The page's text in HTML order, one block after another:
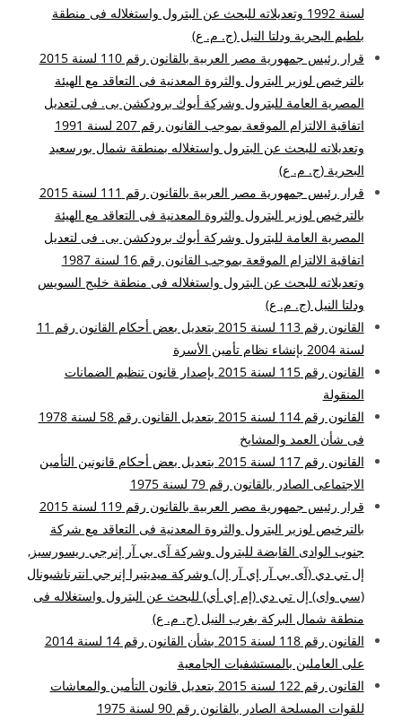
لسنة 1992 وتعديلاته للبحث عن البترول واستغلاله فى منطقة
بلطيم البحرية ودلتا النيل (ج. م. ع)
قرار رئيس جمهورية مصر العربية بالقانون رقم 110 لسنة 2015
بالترخيص لوزير البترول والثروة المعدنية فى التعاقد مع الهيئة
المصرية العامة للبترول وشركة أيوك برودكشن بى. فى لتعديل
اتفاقية الالتزام الموقعة بموجب القانون رقم 207 لسنة 1991
وتعديلاته للبحث عن البترول واستغلاله بمنطقة شمال بورسعيد
البحرية (ج. م. ع)
قرار رئيس جمهورية مصر العربية بالقانون رقم 111 لسنة 2015
بالترخيص لوزير البترول والثروة المعدنية فى التعاقد مع الهيئة
المصرية العامة للبترول وشركة أيوك برودكشن بى. فى لتعديل
اتفاقية الالتزام الموقعة بموجب القانون رقم 16 لسنة 1987
وتعديلاته للبحث عن البترول واستغلاله فى منطقة خليج السويس
ودلتا النيل (ج. م. ع)
القانون رقم 113 لسنة 2015 بتعديل بعض أحكام القانون رقم 11
لسنة 2004 بإنشاء نظام تأمين الأسرة
القانون رقم 115 لسنة 2015 بإصدار قانون تنظيم الضمانات
المنقولة
القانون رقم 114 لسنة 2015 بتعديل القانون رقم 58 لسنة 1978
فى شأن العمد والمشايخ
القانون رقم 117 لسنة 2015 بتعديل بعض أحكام قانونين التأمين
الاجتماعى الصادر بالقانون رقم 79 لسنة 1975
قرار رئيس جمهورية مصر العربية بالقانون رقم 119 لسنة 2015
بالترخيص لوزير البترول والثروة المعدنية فى التعاقد مع شركة
جنوب الوادى القابضة للبترول وشركة آى بي آر إنرجي ريسورسيز,
إل تي دي (آى بي آر إي آر إل) وشركة ميديتيرا إنرجي انترناشيونال
(سي واى) إل تي دي (إم إي أي) للبحث عن البترول واستغلاله فى
منطقة شمال البركة بغرب النيل (ج. م. ع)
القانون رقم 118 لسنة 2015 بشأن القانون رقم 14 لسنة 2014
على العاملين بالمستشفيات الجامعية
القانون رقم 122 لسنة 2015 بتعديل قانون التأمين والمعاشات
للقوات المسلحة الصادر بالقانون رقم 90 لسنة 1975